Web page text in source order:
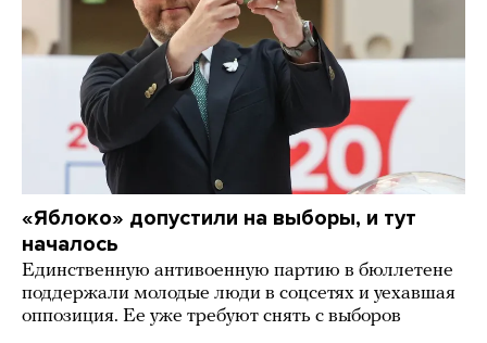
«Яблоко» допустили на выборы, и тут
началось
Единственную антивоенную партию в бюллетене
поддержали молодые люди в соцсетях и уехавшая
оппозиция. Ее уже требуют снять с выборов